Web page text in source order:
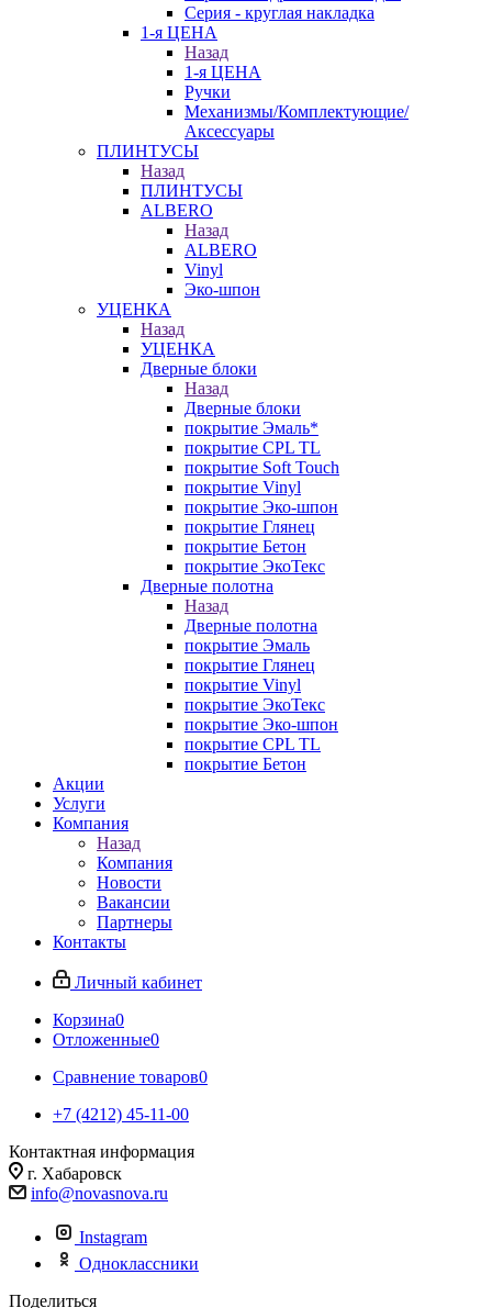
Серия - круглая накладка
1-я ЦЕНА
Назад
1-я ЦЕНА
Ручки
Механизмы/Комплектующие/
Аксессуары
ПЛИНТУСЫ
Назад
ПЛИНТУСЫ
ALBERO
Назад
ALBERO
Vinyl
Эко-шпон
УЦЕНКА
Назад
УЦЕНКА
Дверные блоки
Назад
Дверные блоки
покрытие Эмаль*
покрытие CPL TL
покрытие Soft Touch
покрытие Vinyl
покрытие Эко-шпон
покрытие Глянец
покрытие Бетон
покрытие ЭкоТекс
Дверные полотна
Назад
Дверные полотна
покрытие Эмаль
покрытие Глянец
покрытие Vinyl
покрытие ЭкоТекс
покрытие Эко-шпон
покрытие CPL TL
покрытие Бетон
Акции
Услуги
Компания
Назад
Компания
Новости
Вакансии
Партнеры
Контакты
Личный кабинет
Корзина0
Отложенные0
Сравнение товаров0
+7 (4212) 45-11-00
Контактная информация
г. Хабаровск
info@novasnova.ru
Instagram
Одноклассники
Поделиться